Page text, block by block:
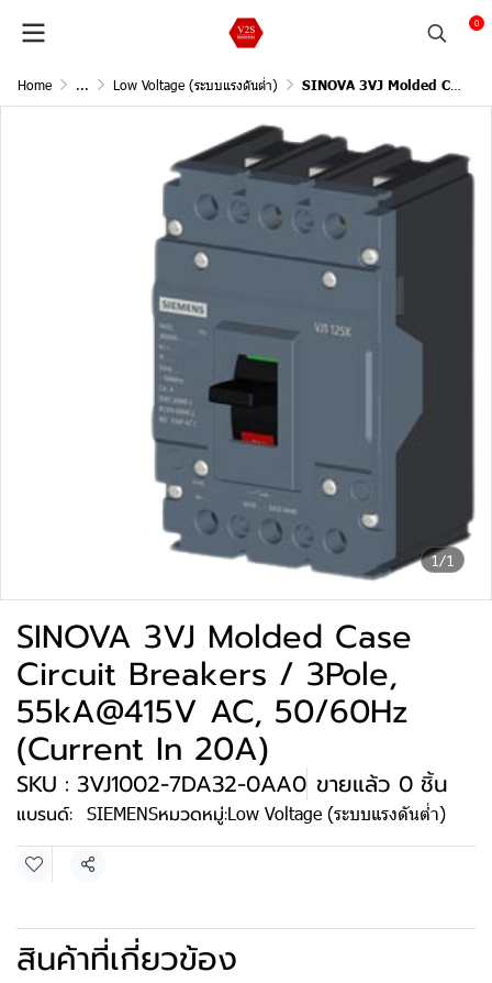
0
Home ... Low Voltage (ระบบแรงดันต่ำ) SINOVA 3VJ Molded Case Circuit Breakers / 3Pole, 55kA@415V AC, 50/60Hz (Current In 20A)
1/1
SINOVA 3VJ Molded Case
Circuit Breakers / 3Pole,
55kA@415V AC, 50/60Hz
(Current In 20A)
SKU : 3VJ1002-7DA32-0AA0 ขายแล้ว 0 ชิ้น
แบรนด์: SIEMENSหมวดหมู่:Low Voltage (ระบบแรงดันต่ำ)
แชร์
สินค้าที่เกี่ยวข้อง